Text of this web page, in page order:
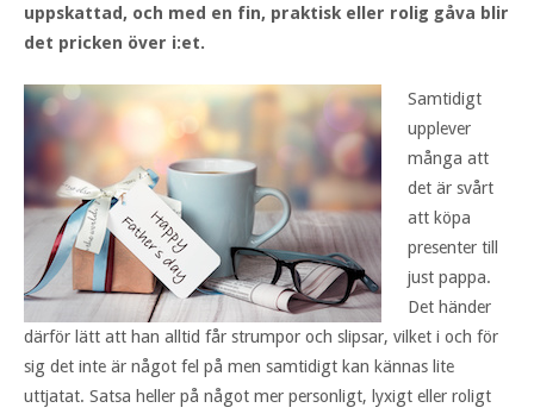
uppskattad, och med en fin, praktisk eller rolig gåva blir
det pricken över i:et.
Samtidigt
upplever
många att
det är svårt
att köpa
presenter till
just pappa.
Det händer
därför lätt att han alltid får strumpor och slipsar, vilket i och för
sig det inte är något fel på men samtidigt kan kännas lite
uttjatat. Satsa heller på något mer personligt, lyxigt eller roligt